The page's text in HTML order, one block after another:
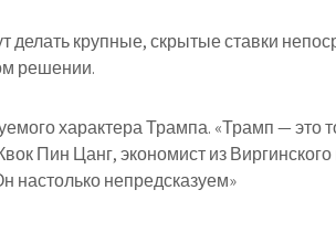
делать крупные, скрытые ставки
решении.
характера Трампа. «Трамп — это
Пин Цанг, экономист из Виргинского
настолько непредсказуем»